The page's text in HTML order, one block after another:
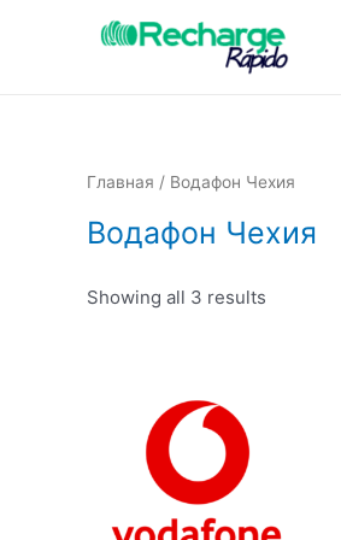
Главная / Водафон Чехия
Водафон Чехия
Showing all 3 results